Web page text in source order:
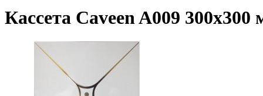
Кассета Caveen A009 300x300